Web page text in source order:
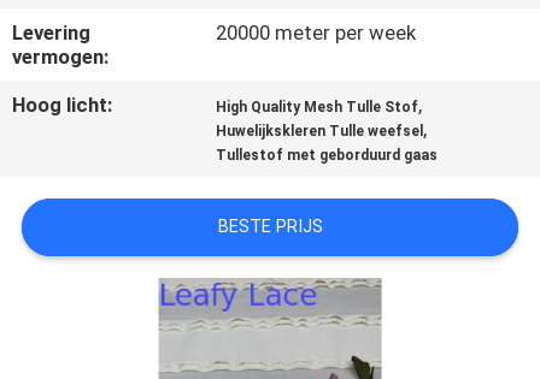
VRAAG
EEN
OFFERTE
SITEMAP
PRIVACYBELEID
Levering
vermogen:
20000 meter per week
Hoog licht: High Quality Mesh Tulle Stof,
Huwelijkskleren Tulle weefsel ,
Tullestof met geborduurd gaas
BESTE PRIJS